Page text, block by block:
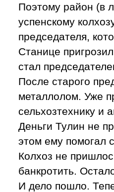
Поэтому район (в
успенскому
председателя,
Станице
стал
После старого
металлолом. Уже
сельхозтехнику и
Деньги Тулин не
этом ему помогал
Колхоз не
банкротить.
И дело пошло.